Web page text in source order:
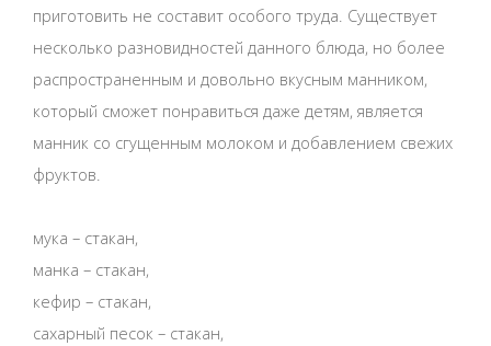
приготовить не составит особого труда. Существует
несколько разновидностей данного блюда, но более
распространенным и довольно вкусным манником,
который сможет понравиться даже детям, является
манник со сгущенным молоком и добавлением свежих
фруктов.
мука – стакан,
манка – стакан,
кефир – стакан,
сахарный песок – стакан,